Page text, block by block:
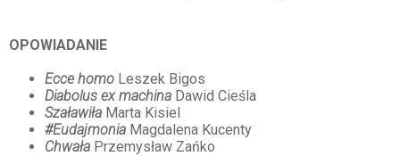
OPOWIADANIE
Ecce homo Leszek Bigos
Diabolus ex machina Dawid Cieśla
Szaławiła Marta Kisiel
#Eudajmonia Magdalena Kucenty
Chwała Przemysław Zańko